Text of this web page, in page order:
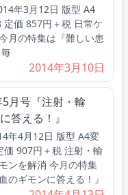
年3月12日 版型 A4
価 857円＋税 日常ケ
月の特集は『難しい患
2014年3月10日
月号『注射・輸
答える！』
年4月12日 版型 A4変
907円＋税 注射・輸
ンを解消 今月の特集
のギモンに答える！』